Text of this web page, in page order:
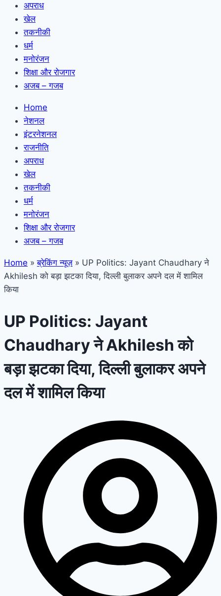
अपराध
खेल
तकनीकी
धर्म
मनोरंजन
शिक्षा और रोजगार
अजब – गजब
Home
नेशनल
इंटरनेशनल
राजनीति
अपराध
खेल
तकनीकी
धर्म
मनोरंजन
शिक्षा और रोजगार
अजब – गजब
Home » ब्रेकिंग न्यूज़ » UP Politics: Jayant Chaudhary ने
Akhilesh को बड़ा झटका दिया, दिल्ली बुलाकर अपने दल में शामिल
किया
UP Politics: Jayant
Chaudhary ने Akhilesh को
बड़ा झटका दिया, दिल्ली बुलाकर अपने
दल में शामिल किया